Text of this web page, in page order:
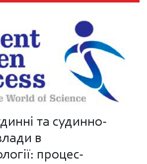
та судинно-
в
процес-